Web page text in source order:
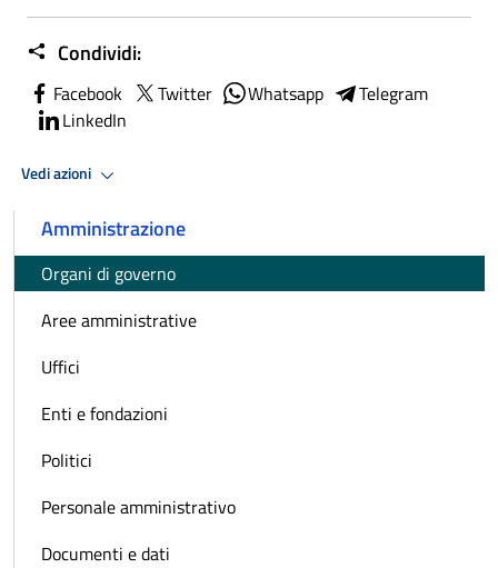
Condividi:
Facebook Twitter Whatsapp
Telegram
LinkedIn
Vedi azioni
Amministrazione
Organi di governo
Aree amministrative
Uffici
Enti e fondazioni
Politici
Personale amministrativo
Documenti e dati